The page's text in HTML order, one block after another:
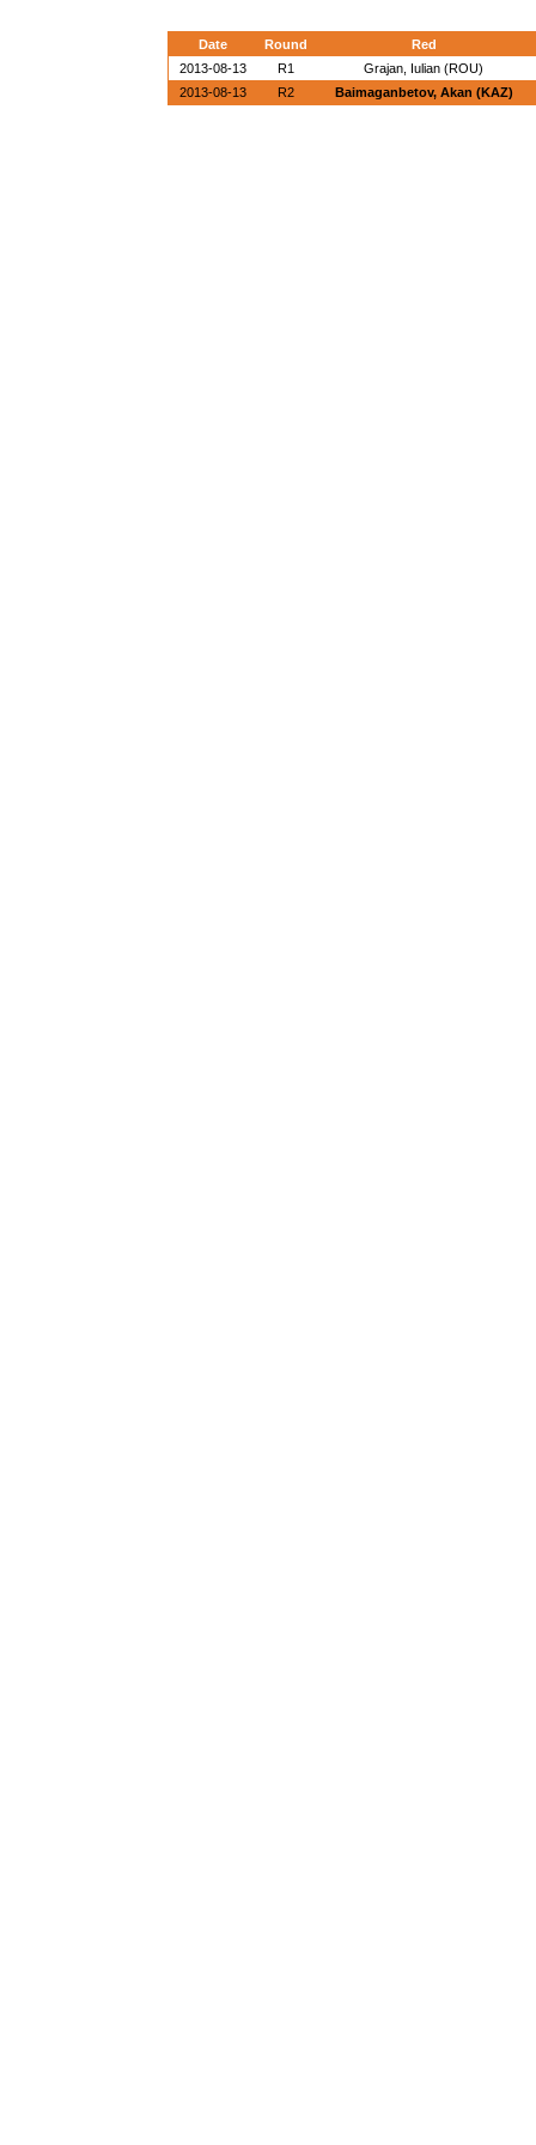
Date Round
Red
2013-08-13
R1
Grajan, Iulian (ROU)
2013-08-13
R2 Baimaganbetov, Akan (KAZ)